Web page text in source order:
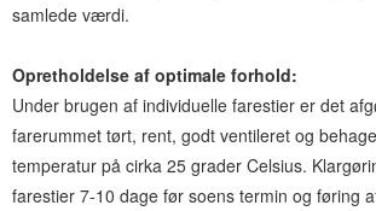
samlede værdi.
Opretholdelse af optimale forhold:
Under brugen af ​​individuelle farestier er det
farerummet tørt, rent, godt ventileret og
temperatur på cirka 25 grader Celsius.
farestier 7-10 dage før soens termin og føring